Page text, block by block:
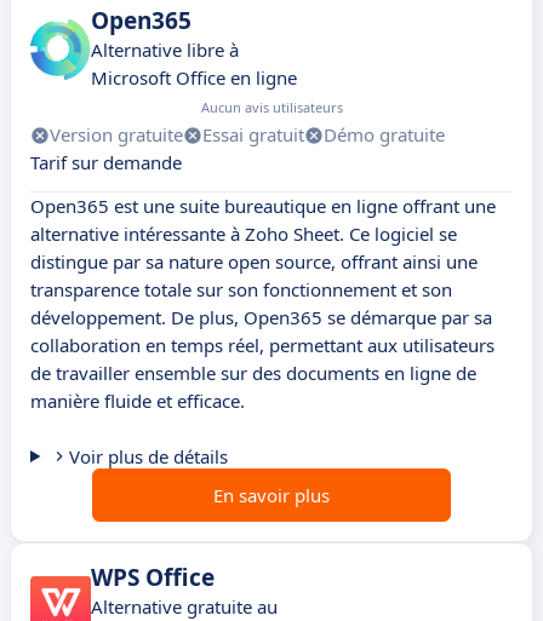
Open365
Alternative libre à
Microsoft Office en ligne
Aucun avis utilisateurs
Version gratuite Essai gratuit
Démo gratuite
Tarif sur demande
Open365 est une suite bureautique en ligne offrant une
alternative intéressante à Zoho Sheet. Ce logiciel se
distingue par sa nature open source, offrant ainsi une
transparence totale sur son fonctionnement et son
développement. De plus, Open365 se démarque par sa
collaboration en temps réel, permettant aux utilisateurs
de travailler ensemble sur des documents en ligne de
manière fluide et efficace.
Voir plus de détails
En savoir plus
WPS Office
Alternative gratuite au